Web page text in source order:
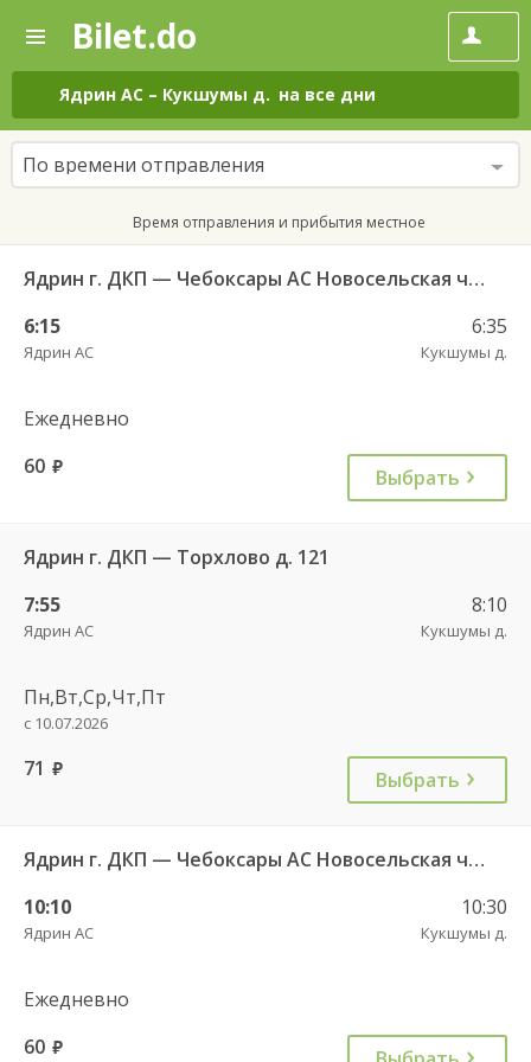
—
Поиск
и
покупка
билетов
на
автобус
онлайн
Bilet.do
Ядрин АС – Кукшумы д. на все дни
По времени отправления
Время отправления и прибытия местное
Ядрин г. ДКП — Чебоксары АС Новосельская ч/з Персирланы д. 711
6:15
Ядрин АС
6:35
Кукшумы д.
Ежедневно
60 руб. Выбрать
Ядрин г. ДКП — Торхлово д. 121
7:55
Ядрин АС
8:10
Кукшумы д.
Пн,Вт,Ср,Чт,Пт
с 10.07.2026
71 руб. Выбрать
Ядрин г. ДКП — Чебоксары АС Новосельская ч/з Персирланы д. 711
10:10
Ядрин АС
10:30
Кукшумы д.
Ежедневно
60 руб.